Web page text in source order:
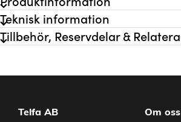
Systemtryck max
Anslutning inlopp
Anslutning utlopp
3/4" BSPT
Montage
Adapter
Effekt
0,25 kW
Viskositet max
3000 cP
Teknisk information
Tillbehör, Reservdelar &
Telfa AB Om oss